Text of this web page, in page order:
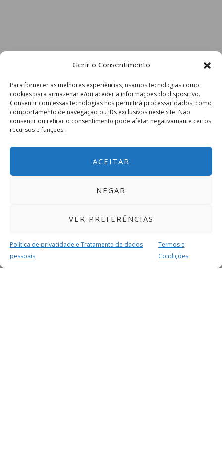
Gerir o Consentimento
Para fornecer as melhores experiências, usamos tecnologias como
cookies para armazenar e/ou aceder a informações do dispositivo.
Consentir com essas tecnologias nos permitirá processar dados, como
comportamento de navegação ou IDs exclusivos neste site. Não
consentir ou retirar o consentimento pode afetar negativamante certos
recursos e funções.
ACEITAR
NEGAR
VER PREFERÊNCIAS
Política de privacidade e Tratamento de dados
pessoais
Termos e
Condições